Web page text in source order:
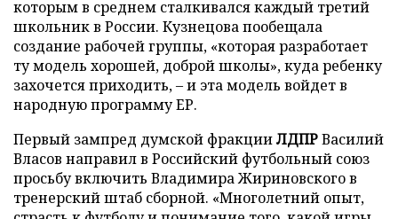
которым в среднем сталкивался каждый третий
школьник в России. Кузнецова пообещала
создание рабочей группы, «которая разработает
ту модель хорошей, доброй школы», куда ребенку
захочется приходить, – и эта модель войдет в
народную программу ЕР.
Первый зампред думской фракцииЛДПРВасилий
Власов направил в Российский футбольный союз
просьбу включить Владимира Жириновского в
тренерский штаб сборной. «Многолетний опыт,